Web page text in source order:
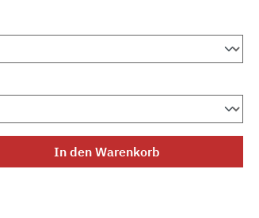
den gewünschten Wert ein
In den Warenkorb